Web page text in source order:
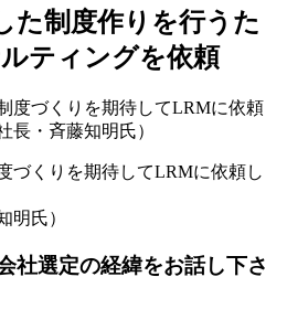
た制度作りを行うた
ティングを依頼
づくりを期待してLRMに依頼し
明氏）
社選定の経緯をお話し下さ